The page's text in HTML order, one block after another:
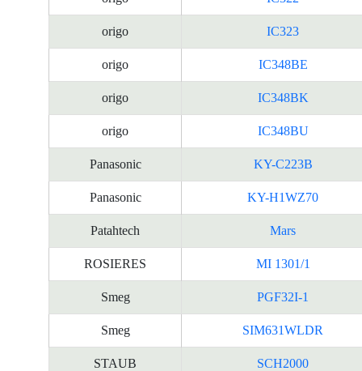
origo IC323
origo IC348BE
origo IC348BK
origo IC348BU
Panasonic KY-C223B
Panasonic KY-H1WZ70
Patahtech Mars
ROSIERES MI 1301/1
Smeg PGF32I-1
Smeg SIM631WLDR
STAUB SCH2000